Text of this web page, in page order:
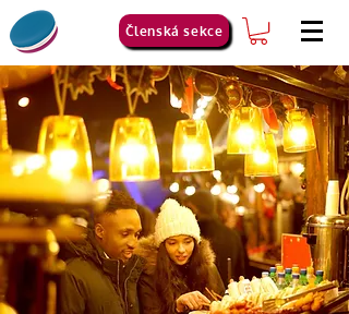
Členská sekce